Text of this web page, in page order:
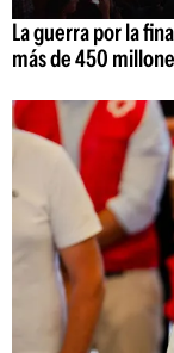
La guerra por la
más de 450